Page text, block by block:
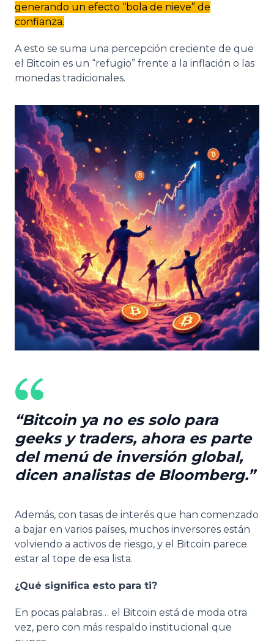
generando un efecto “bola de nieve” de
confianza.
A esto se suma una percepción creciente de que
el Bitcoin es un “refugio” frente a la inflación o las
monedas tradicionales.
Bitcoin ya no es solo para
geeks y traders, ahora es parte
del menú de inversión global,
dicen analistas de Bloomberg.
Además, con tasas de interés que han comenzado
a bajar en varios países, muchos inversores están
volviendo a activos de riesgo, y el Bitcoin parece
estar al tope de esa lista.
¿Qué significa esto para ti?
En pocas palabras… el Bitcoin está de moda otra
vez, pero con más respaldo institucional que